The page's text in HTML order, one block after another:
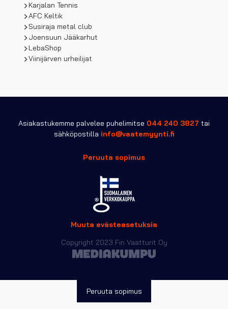
Karjalan Tennis
AFC Keltik
Susiraja metal club
Joensuun Jääkarhut
LebaShop
Viinijärven urheilijat
Asiakastukemme palvelee puhelimitse 044 240 3827 tai
sähköpostilla info@vaatemyynti.fi
Peruuta sopimus
Muuta evästeasetuksia
Copyright 2023 Fin Vaatturit Oy
Peruuta sopimus